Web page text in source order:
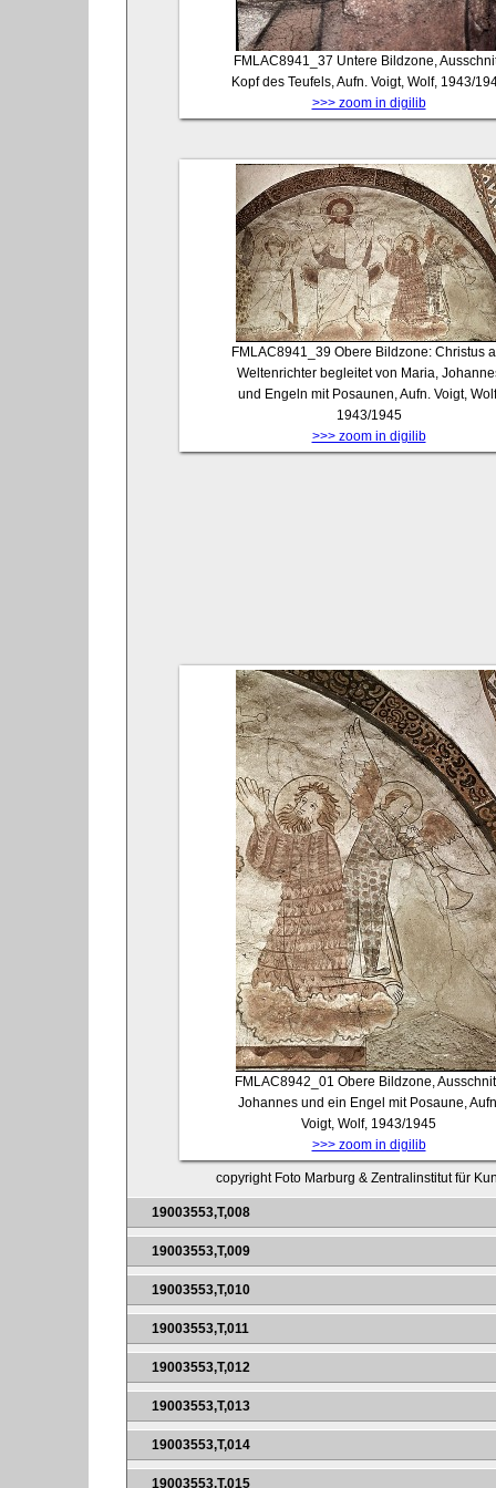
FMLAC8941_37 Untere Bildzone,
Kopf des Teufels, Aufn. Voigt, Wolf, 1943/
>>> zoom in digilib
FMLAC8941_39 Obere Bildzone: Christus
Weltenrichter begleitet von Maria,
und Engeln mit Posaunen, Aufn. Voigt,
1943/1945
>>> zoom in digilib
FMLAC8942_01 Obere Bildzone,
Johannes und ein Engel mit Posaune,
Voigt, Wolf, 1943/1945
>>> zoom in digilib
copyright Foto Marburg & Zentralinstitut für
19003553,T,008
19003553,T,009
19003553,T,010
19003553,T,011
19003553,T,012
19003553,T,013
19003553,T,014
19003553,T,015